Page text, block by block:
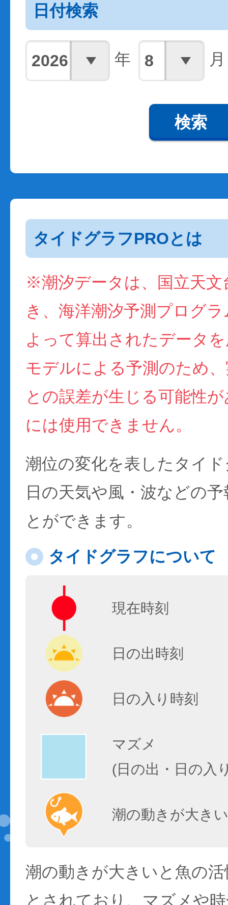
日付検索
年 月
検索
タイドグラフPROとは
※潮汐データは、国立天文
き、海洋潮汐予測プログ
よって算出されたデータ
モデルによる予測のため
との誤差が生じる可能性
には使用できません。
潮位の変化を表したタイ
日の天気や風・波などの
とができます。
タイドグラフについて
現在時刻
日の出時刻
日の入り時刻
マズメ
(日の出・日の入
潮の動きが大き
潮の動きが大きいと魚の
とされており、マズメや